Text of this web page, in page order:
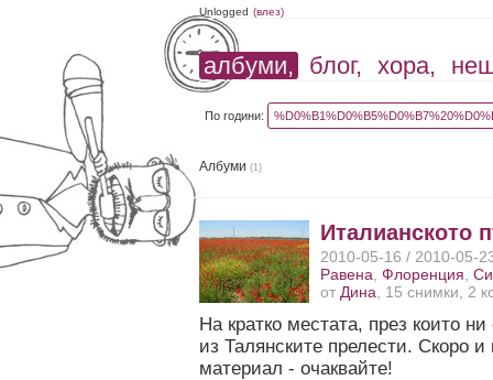
Unlogged (влез)
албуми, блог, хора,
По години:
Албуми(1)
Италианското
2010-05-16 / 2010-05-
Равена ,Флоренция ,
от Дина , 15 снимки, 2
На кратко местата, през които
из Талянските прелести. Скоро
материал - очаквайте!